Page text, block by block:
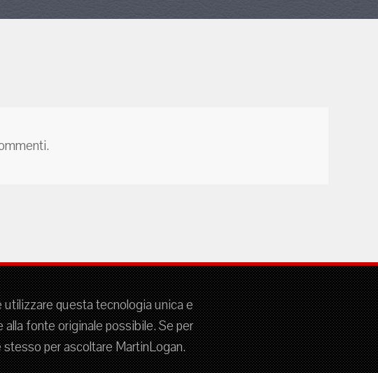
questa tecnologia unica e
fonte originale possibile. Se per
per ascoltare MartinLogan.